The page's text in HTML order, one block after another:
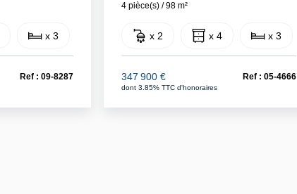
x 3
Ref : 09-8287
4 pièce(s) / 98 m²
x 2 x 4 x 3
347 900 €
dont 3.85% TTC d'honoraires
Ref : 05-4666